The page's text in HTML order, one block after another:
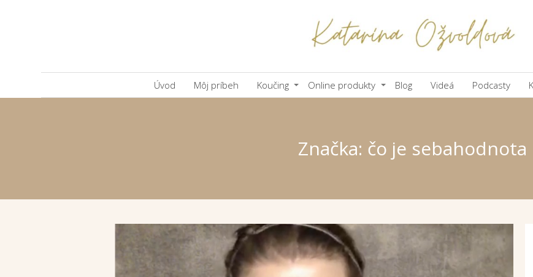
Úvod Môj príbeh Koučing Online produkty Blog Videá Podcasty
Značka: čo je sebahodnota